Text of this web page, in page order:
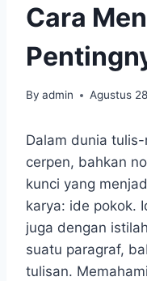
Cara
By admin Agustus
Dalam dunia
cerpen, bahkan
kunci yang
karya: ide pokok.
juga dengan
suatu paragraf,
tulisan.